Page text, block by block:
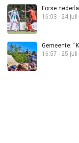
Forse
16:03 - 24 juli
Gemeente:
16:57 - 25 juli